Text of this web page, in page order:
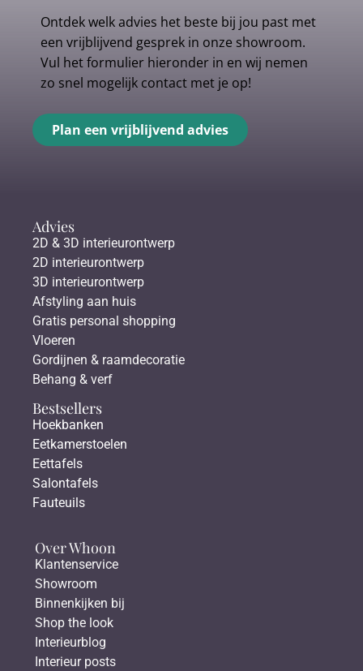
Ontdek welk advies het beste bij jou past met
een vrijblijvend gesprek in onze showroom.
Vul het formulier hieronder in en wij nemen
zo snel mogelijk contact met je op!
Plan een vrijblijvend advies
Advies
2D & 3D interieurontwerp
2D interieurontwerp
3D interieurontwerp
Afstyling aan huis
Gratis personal shopping
Vloeren
Gordijnen & raamdecoratie
Behang & verf
Bestsellers
Hoekbanken
Eetkamerstoelen
Eettafels
Salontafels
Fauteuils
Over Whoon
Klantenservice
Showroom
Binnenkijken bij
Shop the look
Interieurblog
Interieur posts